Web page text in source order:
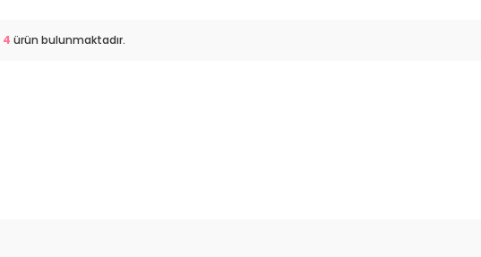
4 ürün bulunmaktadır.